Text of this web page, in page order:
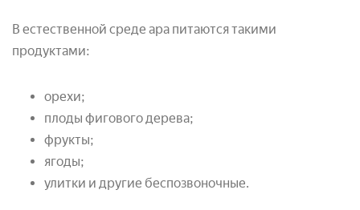
В естественной среде ара питаются такими
продуктами:
орехи;
плоды фигового дерева;
фрукты;
ягоды;
улитки и другие беспозвоночные.